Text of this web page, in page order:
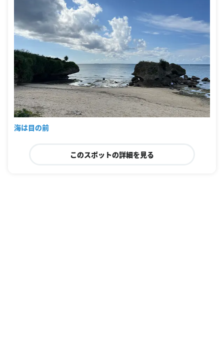
海は目の前
このスポットの詳細を見る